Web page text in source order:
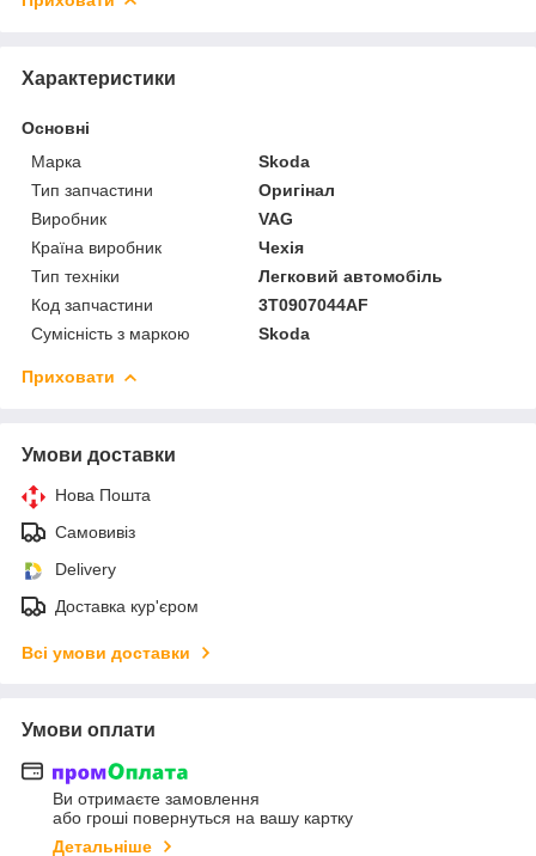
Характеристики
Основні
Марка
Skoda
Тип запчастини
Оригінал
Виробник
VAG
Країна виробник
Чехія
Тип техніки
Легковий автомобіль
Код запчастини
3T0907044AF
Сумісність з маркою
Skoda
Приховати
Умови доставки
Нова Пошта
Самовивіз
Delivery
Доставка кур'єром
Всі умови доставки
Умови оплати
Ви отримаєте замовлення
або гроші повернуться на вашу картку
Детальніше